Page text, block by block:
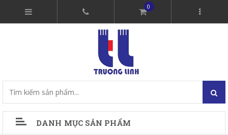
0
DANH MỤC SẢN PHẨM